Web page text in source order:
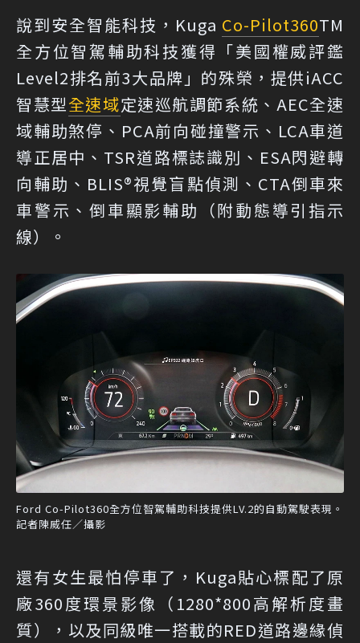
說到安全智能科技，Kuga Co-Pilot360TM
全方位智駕輔助科技獲得「美國權威評鑑
Level2排名前3大品牌」的殊榮，提供iACC
智慧型全速域定速巡航調節系統、AEC全速
域輔助煞停、PCA前向碰撞警示、LCA車道
導正居中、TSR道路標誌識別、ESA閃避轉
向輔助、BLIS®視覺盲點偵測、CTA倒車來
車警示、倒車顯影輔助（附動態導引指示
線）。
Ford Co-Pilot360全方位智駕輔助科技提供LV.2的自動駕駛表現。
記者陳威任／攝影
還有女生最怕停車了，Kuga貼心標配了原
廠360度環景影像（1280*800高解析度畫
質），以及同級唯一搭載的RED道路邊緣偵